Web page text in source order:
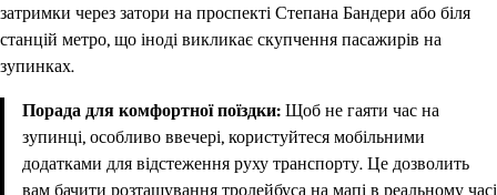
затримки через затори на проспекті Степана Бандери або біля
станцій метро, що іноді викликає скупчення пасажирів на
зупинках.
Порада для комфортної поїздки: Щоб не гаяти час на
зупинці, особливо ввечері, користуйтеся мобільними
додатками для відстеження руху транспорту. Це дозволить
вам бачити розташування тролейбуса на мапі в реальному часі